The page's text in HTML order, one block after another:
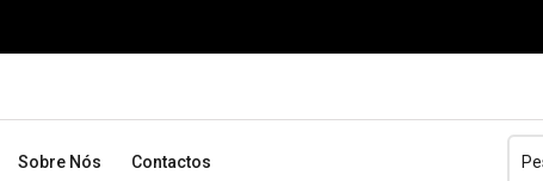
Sobre Nós Contactos